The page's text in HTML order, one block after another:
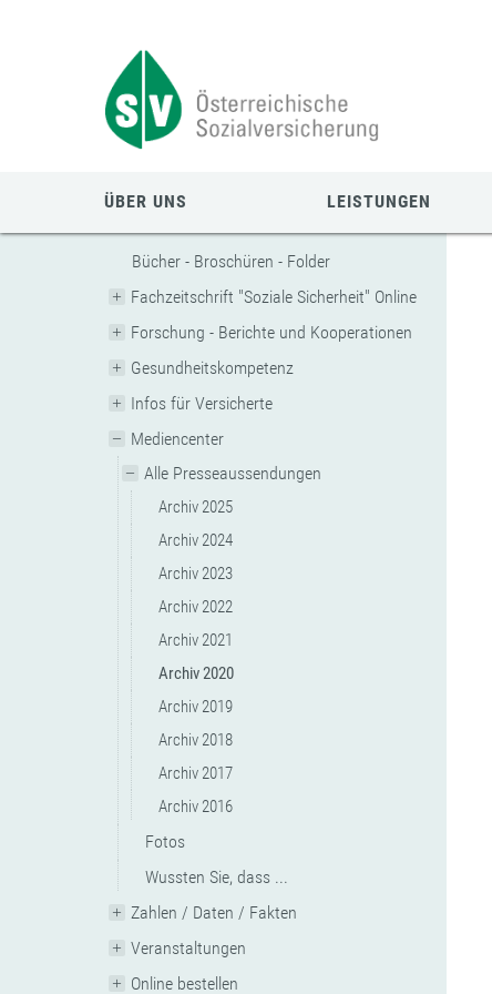
ÜBER UNS LEISTUNGEN
Bücher - Broschüren - Folder
Fachzeitschrift "Soziale Sicherheit" Online
Forschung - Berichte und Kooperationen
Gesundheitskompetenz
Infos für Versicherte
Mediencenter
Alle Presseaussendungen
Archiv 2025
Archiv 2024
Archiv 2023
Archiv 2022
Archiv 2021
Archiv 2020
Archiv 2019
Archiv 2018
Archiv 2017
Archiv 2016
Fotos
Wussten Sie, dass ...
Zahlen / Daten / Fakten
Veranstaltungen
Online bestellen